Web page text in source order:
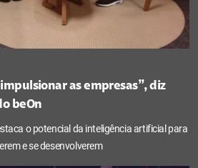
as empresas”, diz
beOn
o potencial da inteligência artificial para
e se desenvolverem